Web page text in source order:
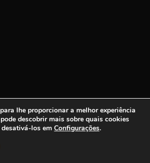
lhe proporcionar a melhor experiência
descobrir mais sobre quais cookies
los em Configurações.